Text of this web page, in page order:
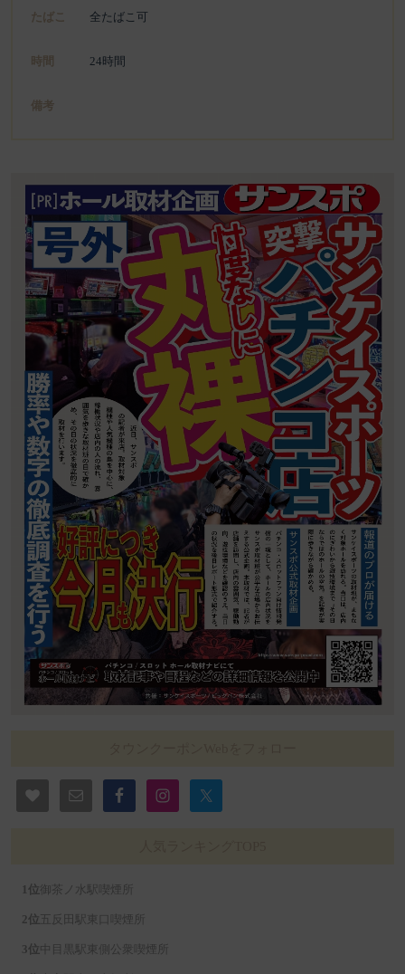
たばこ 全たばこ可
時間 24時間
備考
御茶ノ水駅喫煙所
五反田駅東口喫煙所
中目黒駅東側公衆喫煙所